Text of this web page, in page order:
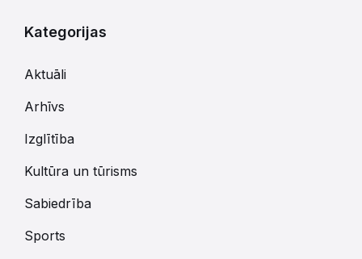
Kategorijas
Aktuāli
Arhīvs
Izglītība
Kultūra un tūrisms
Sabiedrība
Sports